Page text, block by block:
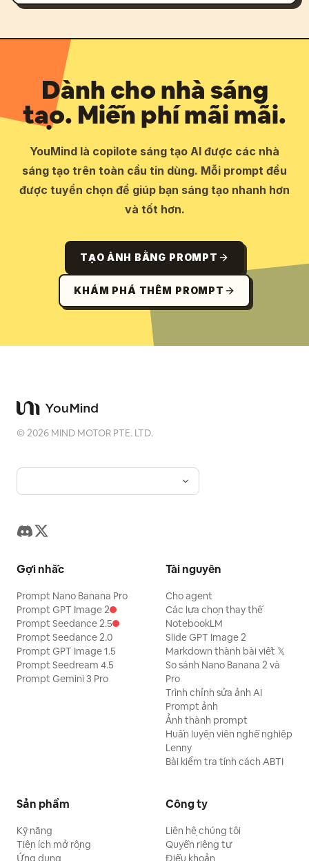
Dành cho nhà sáng
tạo. Miễn phí mãi mãi.
YouMind là copilote sáng tạo AI được các nhà
sáng tạo trên toàn cầu tin dùng. Mỗi prompt đều
được tuyển chọn để giúp bạn sáng tạo nhanh hơn
và tốt hơn.
TẠO ẢNH BẰNG PROMPT
KHÁM PHÁ THÊM PROMPT
©2026 MIND MOTOR PTE. LTD.
Gợi nhắc
Prompt Nano Banana Pro
Prompt GPT Image 2
Prompt Seedance 2.5
Prompt Seedance 2.0
Prompt GPT Image 1.5
Prompt Seedream 4.5
Prompt Gemini 3 Pro
Tài nguyên
Cho agent
Các lựa chọn thay thế
NotebookLM
Slide GPT Image 2
Markdown thành bài viết 𝕏
So sánh Nano Banana 2 và
Pro
Trình chỉnh sửa ảnh AI
Prompt ảnh
Ảnh thành prompt
Huấn luyện viên nghề nghiệp
Lenny
Bài kiểm tra tính cách ABTI
Sản phẩm
Kỹ năng
Tiện ích mở rộng
Ứng dụng
Công ty
Liên hệ chúng tôi
Quyền riêng tư
Điều khoản